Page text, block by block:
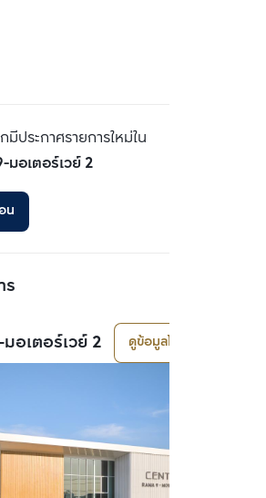
ประกาศรายการใหม่ใน
มอเตอร์เวย์ 2
น
ร
อเตอร์เวย์ 2 ดูข้อมูลโครงการ